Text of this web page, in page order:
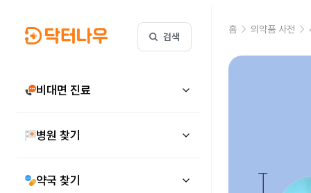
검색
비대면 진료
병원 찾기
약국 찾기
홈 의약품 사전